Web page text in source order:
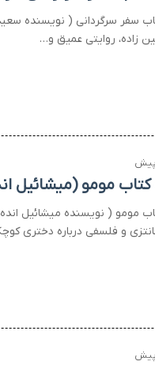
سفر سرگردانی ( نویسنده
زاده، روایتی عمیق و…
مومو (میشائیل
مومو ( نویسنده میشائیل
و فلسفی درباره دختری